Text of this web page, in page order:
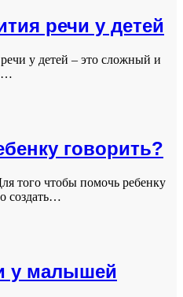
речи у детей
у детей – это сложный и
говорить?
того чтобы помочь ребенку
создать…
у малышей